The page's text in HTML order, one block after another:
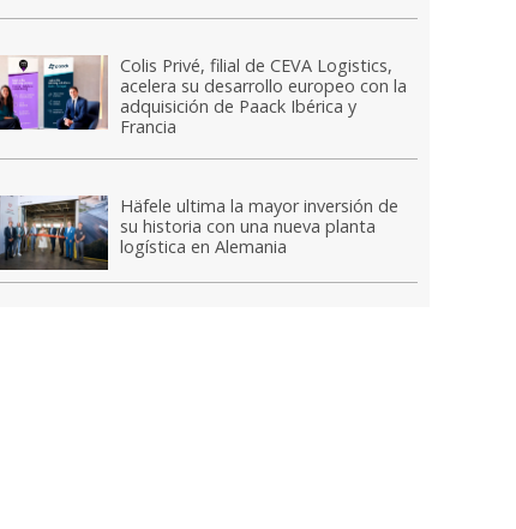
Colis Privé, filial de CEVA Logistics,
acelera su desarrollo europeo con la
adquisición de Paack Ibérica y
Francia
Häfele ultima la mayor inversión de
su historia con una nueva planta
logística en Alemania